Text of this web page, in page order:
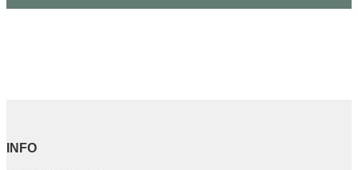
INFO